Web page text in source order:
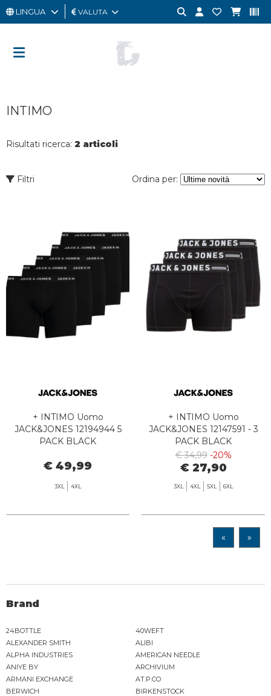
UOMO
CARD
LINGUA VALUTA
INTIMO
Risultati ricerca: 2 articoli
Filtri Ordina per:
+ INTIMO Uomo
JACK&JONES 12194944 5
PACK BLACK
€ 49,99
3XL 4XL
+ INTIMO Uomo
JACK&JONES 12147591 - 3
PACK BLACK
€ 34,99 -20%
€ 27,90
3XL 4XL 5XL 6XL
« »
Brand
24BOTTLE
40WEFT
ALEXANDER SMITH
ALIBI
ALPHA INDUSTRIES
AMERICAN NEEDLE
ANIYE BY
ARCHIVIUM
ARMANI EXCHANGE
AT.P.CO
BERWICH
BIRKENSTOCK